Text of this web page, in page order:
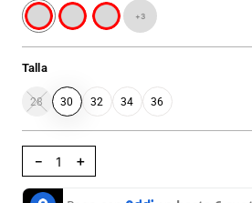
Talla
28 30 32 34 36
+ 3
＋
－